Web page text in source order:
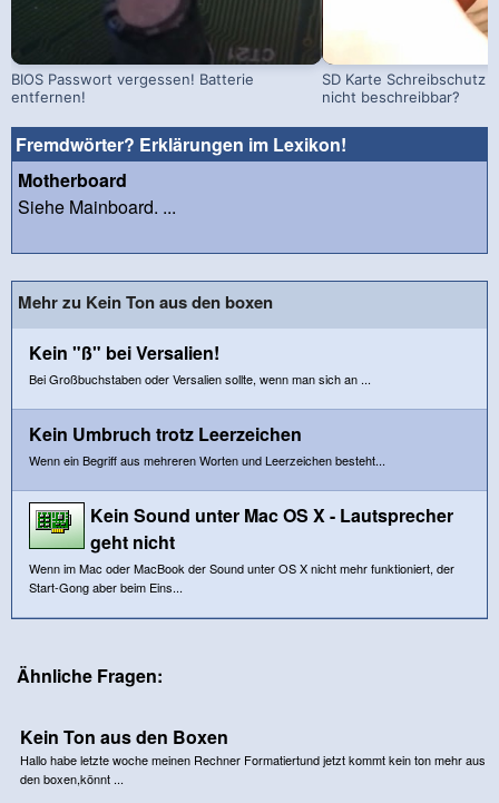
BIOS Passwort vergessen! Batterie
entfernen!
SD Karte Schreibschutz
nicht beschreibbar?
Fremdwörter? Erklärungen im Lexikon!
Motherboard
Siehe Mainboard. ...
Mehr zu Kein Ton aus den boxen
Kein "ß" bei Versalien!
Bei Großbuchstaben oder Versalien sollte, wenn man sich an ...
Kein Umbruch trotz Leerzeichen
Wenn ein Begriff aus mehreren Worten und Leerzeichen besteht...
Kein Sound unter Mac OS X - Lautsprecher
geht nicht
Wenn im Mac oder MacBook der Sound unter OS X nicht mehr funktioniert, der
Start-Gong aber beim Eins...
Ähnliche Fragen:
Kein Ton aus den Boxen
Hallo habe letzte woche meinen Rechner Formatiertund jetzt kommt kein ton mehr aus
den boxen,könnt ...